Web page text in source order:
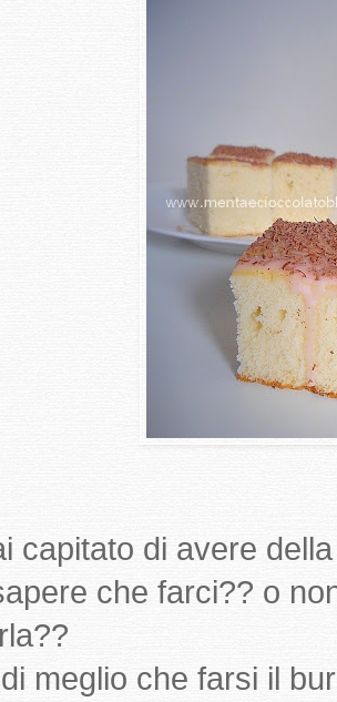
capitato di avere
che farci?? o
meglio che farsi il